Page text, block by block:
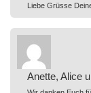
Liebe Grüsse
Anette, Alice